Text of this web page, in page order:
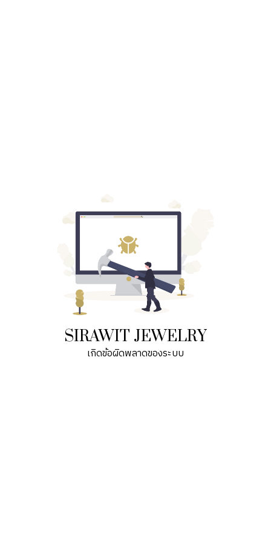
SIRAWIT JEWELRY
เกิดข้อผิดพลาดของระบบ